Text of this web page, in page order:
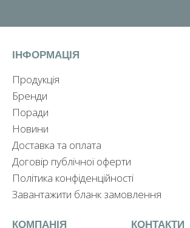
ІНФОРМАЦІЯ
Продукція
Бренди
Поради
Новини
Доставка та оплата
Договір публічної оферти
Політика конфіденційності
Завантажити бланк замовлення
КОМПАНІЯ КОНТАКТИ